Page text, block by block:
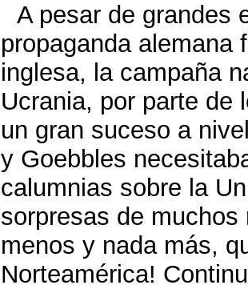
A pesar de grandes
propaganda alemana
inglesa, la campaña
Ucrania, por parte de
un gran suceso a
y Goebbles
calumnias sobre la
sorpresas de
menos y nada más,
Norteamérica!